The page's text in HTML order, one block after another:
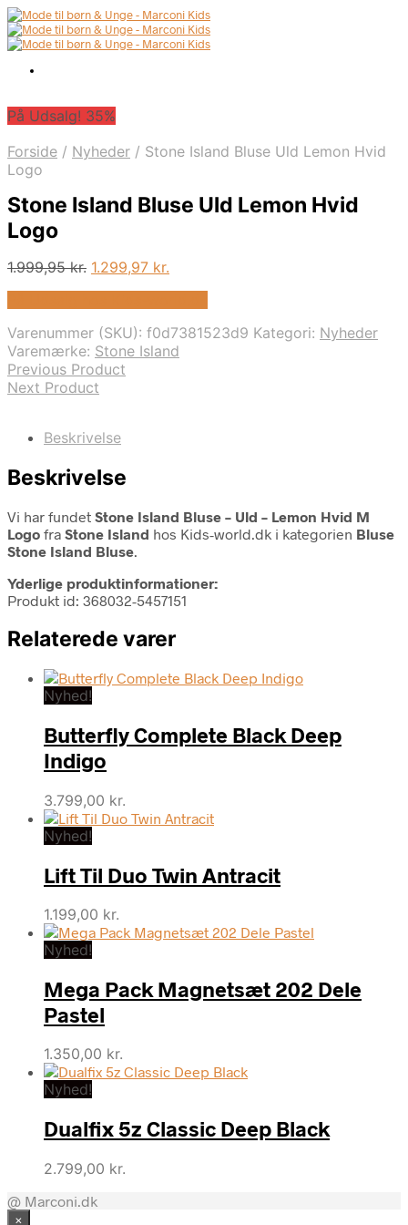
På Udsalg! 35%
Forside / Nyheder / Stone Island Bluse Uld Lemon Hvid
Logo
Stone Island Bluse Uld Lemon Hvid
Logo
1.999,95kr. Den
1.999,95 kr..
1.299,97 kr.
1.299,97 kr..
Varenummer (SKU): f0d7381523d9 Kategori: Nyheder
Varemærke: Stone Island
Previous Product
Next Product
Beskrivelse
Beskrivelse
Vi har fundet Stone Island Bluse – Uld – Lemon Hvid M
Logo fra Stone Island hos Kids-world.dk i kategorien Bluse
Stone Island Bluse.
Yderlige produktinformationer:
Produkt id: 368032-5457151
Relaterede varer
Nyhed!
Butterfly Complete Black Deep
Indigo
3.799,00 kr.
Nyhed!
Lift Til Duo Twin Antracit
1.199,00 kr.
Nyhed!
Mega Pack Magnetsæt 202 Dele
Pastel
1.350,00 kr.
Nyhed!
Dualfix 5z Classic Deep Black
2.799,00 kr.
@ Marconi.dk
×